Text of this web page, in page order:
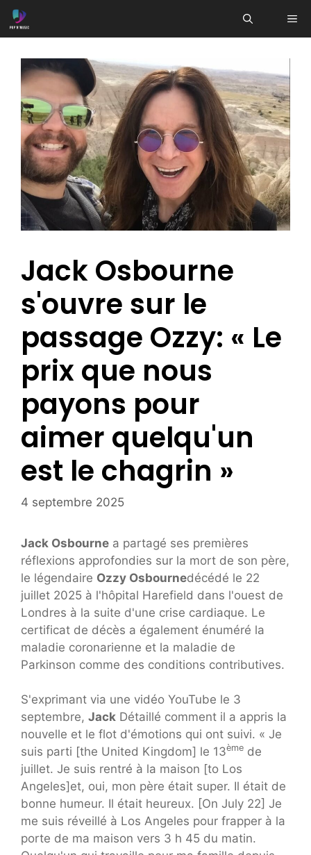
Aller
au
Jack Osbourne
s'ouvre sur le
passage Ozzy: « Le
prix que nous
payons pour
aimer quelqu'un
est le chagrin »
4 septembre 2025
Jack Osbourne a partagé ses premières
réflexions approfondies sur la mort de son père,
le légendaire Ozzy Osbournedécédé le 22
juillet 2025 à l'hôpital Harefield dans l'ouest de
Londres à la suite d'une crise cardiaque. Le
certificat de décès a également énuméré la
maladie coronarienne et la maladie de
Parkinson comme des conditions contributives.
S'exprimant via une vidéo YouTube le 3
septembre, Jack Détaillé comment il a appris la
nouvelle et le flot d'émotions qui ont suivi. « Je
suis parti [the United Kingdom] le 13ème de
juillet. Je suis rentré à la maison [to Los
Angeles]et, oui, mon père était super. Il était de
bonne humeur. Il était heureux. [On July 22] Je
me suis réveillé à Los Angeles pour frapper à la
porte de ma maison vers 3 h 45 du matin.